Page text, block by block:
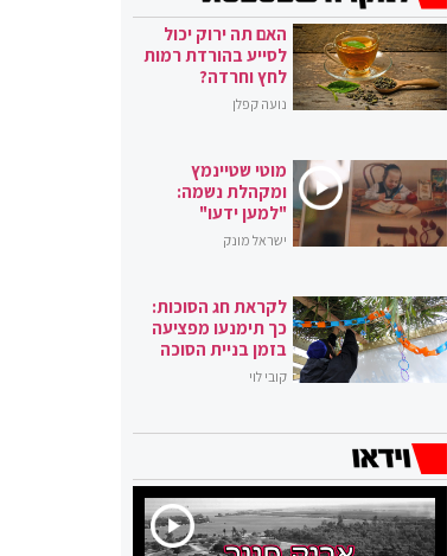
האם תה ירוק יכול
לסייע בהורדת רמות
לחץ וחרדה?
נועה קפלן
מוטי שטיינמץ
ומקהלת נשמה:
"למען ידעו"
ישראל מונק
לקראת חג הסוכות:
כך תימנעו מפציעה
בזמן בניית הסוכה
קובי לוי